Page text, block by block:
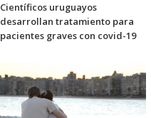
Científicos uruguayos
desarrollan tratamiento para
pacientes graves con covid-19